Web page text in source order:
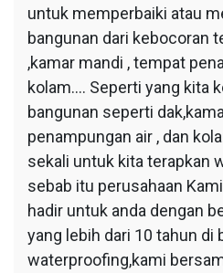
untuk memperbaiki atau
bangunan dari kebocoran
,kamar mandi , tempat
kolam…. Seperti yang kita
bangunan seperti
penampungan air , dan
sekali untuk kita terapkan
sebab itu perusahaan
hadir untuk anda dengan
yang lebih dari 10 tahun di
waterproofing,kami